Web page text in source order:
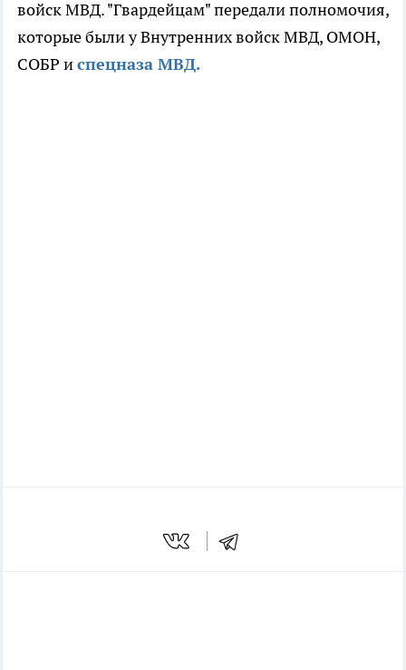
войск МВД. "Гвардейцам" передали полномочия,
которые были у Внутренних войск МВД, ОМОН,
СОБР испецназа МВД.